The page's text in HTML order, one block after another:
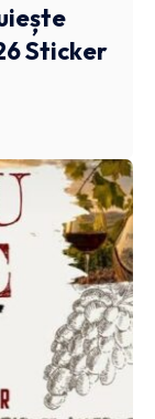
Sticker